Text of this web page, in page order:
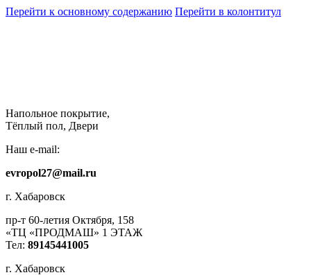
Перейти к основному содержанию Перейти в колонтитул
Напольное покрытие,
Тёплый пол, Двери
Наш e-mail:
evropol27@mail.ru
г. Хабаровск
пр-т 60-летия Октября, 158
«ТЦ «ПРОДМАШ» 1 ЭТАЖ
Тел: 89145441005
г. Хабаровск